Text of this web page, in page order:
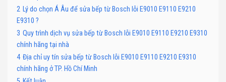
2 Lý do chọn Á Âu để sửa bếp từ Bosch lỗi E9010 E9110 E9210
E9310 ?
3 Quy trình dịch vụ sửa bếp từ Bosch lỗi E9010 E9110 E9210 E9310
chính hãng tại nhà
4 Địa chỉ uy tín sửa bếp từ Bosch lỗi E9010 E9110 E9210 E9310
chính hãng ở TP. Hồ Chí Minh